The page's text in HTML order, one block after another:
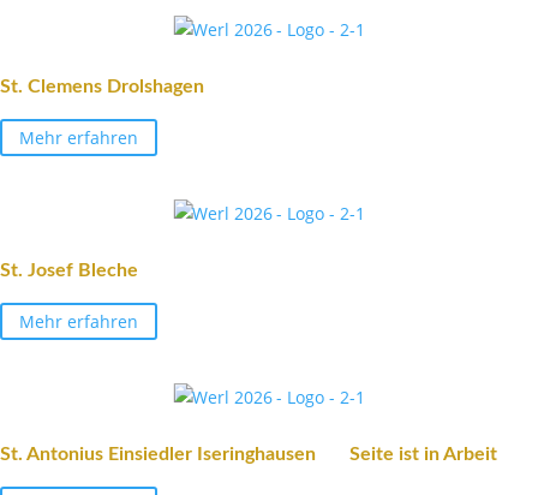
St. Clemens Drolshagen
Mehr erfahren
St. Josef Bleche
Mehr erfahren
St. Anto­nius Einsiedler Isering­hausen Seite ist in Arbeit